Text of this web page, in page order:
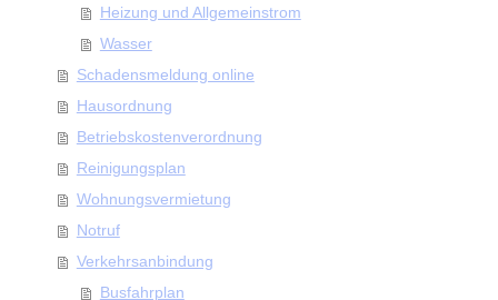
Heizung und Allgemeinstrom
Wasser
Schadensmeldung online
Hausordnung
Betriebskostenverordnung
Reinigungsplan
Wohnungsvermietung
Notruf
Verkehrsanbindung
Busfahrplan